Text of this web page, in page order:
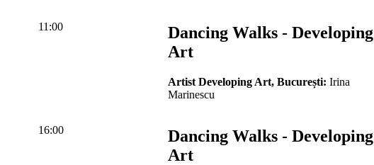
11:00
Dancing Walks - Developing
Art
Artist Developing Art, București: Irina
Marinescu
16:00
Dancing Walks - Developing
Art